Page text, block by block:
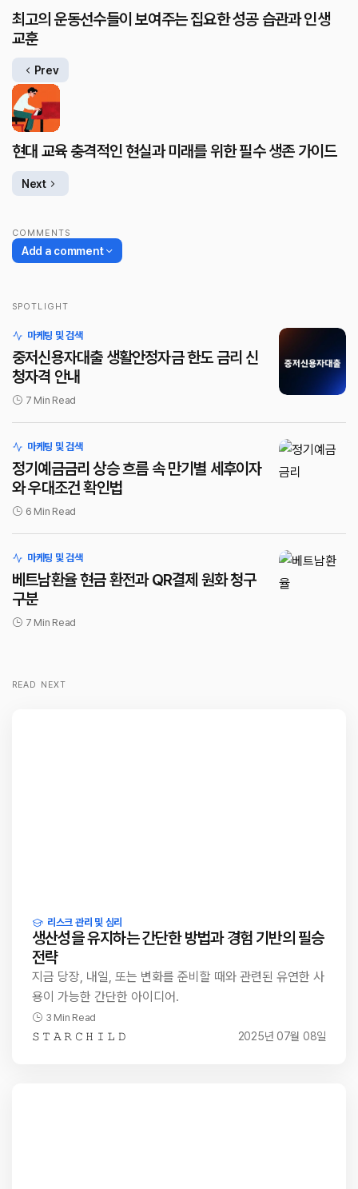
최고의 운동선수들이 보여주는 집요한 성공 습관과 인생
교훈
Prev
현대 교육 충격적인 현실과 미래를 위한 필수 생존 가이드
Next
COMMENTS
Add a comment
SPOTLIGHT
마케팅 및 검색
중저신용자대출 생활안정자금 한도 금리 신
청자격 안내
7 Min Read
마케팅 및 검색
정기예금금리 상승 흐름 속 만기별 세후이자
와 우대조건 확인법
6 Min Read
마케팅 및 검색
베트남환율 현금 환전과 QR결제 원화 청구
구분
7 Min Read
READ NEXT
리스크 관리 및 심리
생산성을 유지하는 간단한 방법과 경험 기반의 필승
전략
지금 당장, 내일, 또는 변화를 준비할 때와 관련된 유연한 사
용이 가능한 간단한 아이디어.
3 Min Read
𝚂 𝚃 𝙰 𝚁 𝙲 𝙷 𝙸 𝙻 𝙳 2025년 07월 08일